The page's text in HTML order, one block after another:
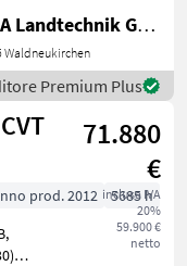
BULLA Landtechnik GmbH
Waldneukirchen
Premium Plus
71.880
€
inclusa IVA
20%
59.900 €
netto
prod. 2012
5685 h